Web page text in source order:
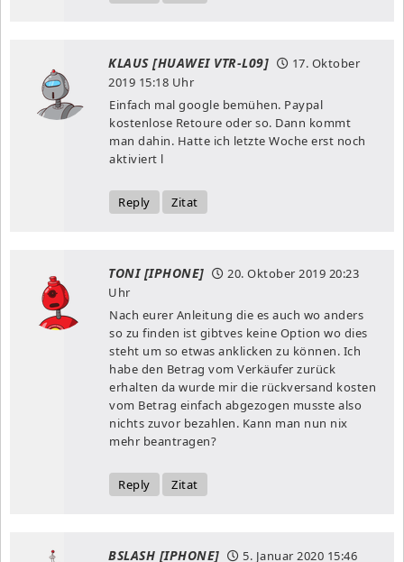
KLAUS [HUAWEI VTR-L09]
17. Oktober
2019 15:18 Uhr
Einfach mal google bemühen. Paypal
kostenlose Retoure oder so. Dann kommt
man dahin. Hatte ich letzte Woche erst noch
aktiviert l
Reply Zitat
TONI [IPHONE] 20. Oktober 2019 20:23
Uhr
Nach eurer Anleitung die es auch wo anders
so zu finden ist gibtves keine Option wo dies
steht um so etwas anklicken zu können. Ich
habe den Betrag vom Verkäufer zurück
erhalten da wurde mir die rückversand kosten
vom Betrag einfach abgezogen musste also
nichts zuvor bezahlen. Kann man nun nix
mehr beantragen?
Reply Zitat
BSLASH [IPHONE] 5. Januar 2020 15:46